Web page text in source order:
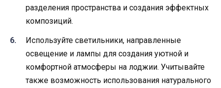
разделения пространства и создания эффектных
композиций.
Используйте светильники, направленные
освещение и лампы для создания уютной и
комфортной атмосферы на лоджии. Учитывайте
также возможность использования натурального